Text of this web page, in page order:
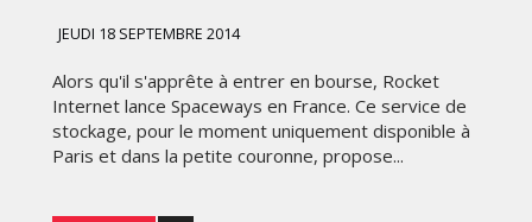
JEUDI 18 SEPTEMBRE 2014
Alors qu'il s'apprête à entrer en bourse, Rocket
Internet lance Spaceways en France. Ce service de
stockage, pour le moment uniquement disponible à
Paris et dans la petite couronne, propose...
DIGITAL
XBOX DÉVOILE UNE SERIES X25
EN ÉDITION LIMITÉE POUR